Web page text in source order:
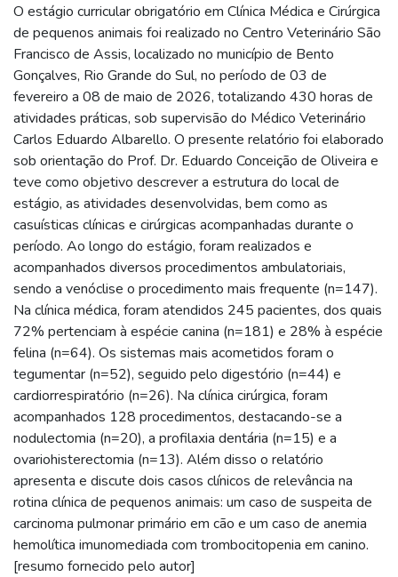
O estágio curricular obrigatório em Clínica Médica e Cirúrgica
de pequenos animais foi realizado no Centro Veterinário São
Francisco de Assis, localizado no município de Bento
Gonçalves, Rio Grande do Sul, no período de 03 de
fevereiro a 08 de maio de 2026, totalizando 430 horas de
atividades práticas, sob supervisão do Médico Veterinário
Carlos Eduardo Albarello. O presente relatório foi elaborado
sob orientação do Prof. Dr. Eduardo Conceição de Oliveira e
teve como objetivo descrever a estrutura do local de
estágio, as atividades desenvolvidas, bem como as
casuísticas clínicas e cirúrgicas acompanhadas durante o
período. Ao longo do estágio, foram realizados e
acompanhados diversos procedimentos ambulatoriais,
sendo a venóclise o procedimento mais frequente (n=147).
Na clínica médica, foram atendidos 245 pacientes, dos quais
72% pertenciam à espécie canina (n=181) e 28% à espécie
felina (n=64). Os sistemas mais acometidos foram o
tegumentar (n=52), seguido pelo digestório (n=44) e
cardiorrespiratório (n=26). Na clínica cirúrgica, foram
acompanhados 128 procedimentos, destacando-se a
nodulectomia (n=20), a profilaxia dentária (n=15) e a
ovariohisterectomia (n=13). Além disso o relatório
apresenta e discute dois casos clínicos de relevância na
rotina clínica de pequenos animais: um caso de suspeita de
carcinoma pulmonar primário em cão e um caso de anemia
hemolítica imunomediada com trombocitopenia em canino.
[resumo fornecido pelo autor]